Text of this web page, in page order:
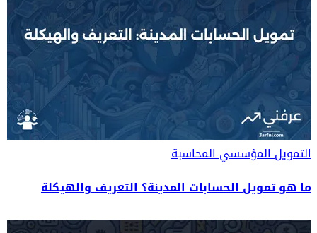
التمويل المؤسسيالمحاسبة
ما هو تمويل الحسابات المدينة؟ التعريف والهيكلة